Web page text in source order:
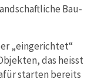
Bau-
„eingerichtet“
das heisst
starten bereits